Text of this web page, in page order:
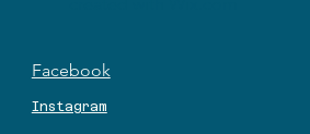
Facebook
Instagram